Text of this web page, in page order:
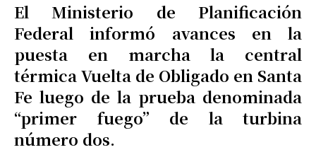
El Ministerio de Planificación
Federal informó avances en la
puesta en marcha la central
térmica Vuelta de Obligado en Santa
Fe luego de la prueba denominada
“primer fuego” de la turbina
número dos.